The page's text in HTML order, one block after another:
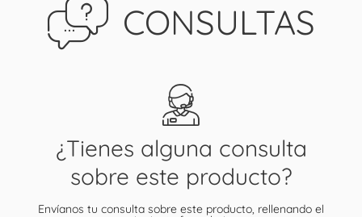
CONSULTAS
¿Tienes alguna consulta
sobre este producto?
Envíanos tu consulta sobre este producto, rellenando el